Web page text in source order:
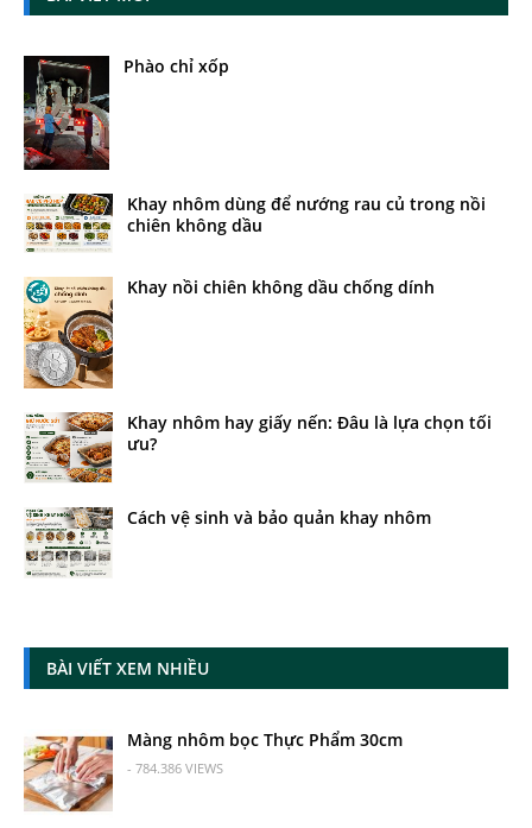
Phào chỉ xốp
Khay nhôm dùng để nướng rau củ trong nồi
chiên không dầu
Khay nồi chiên không dầu chống dính
Khay nhôm hay giấy nến: Đâu là lựa chọn tối
ưu?
Cách vệ sinh và bảo quản khay nhôm
BÀI VIẾT XEM NHIỀU
Màng nhôm bọc Thực Phẩm 30cm
- 784.386 VIEWS